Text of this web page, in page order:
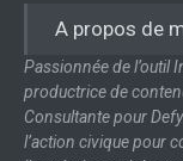
A propos de
Passionnée de l’outil
productrice de
Consultante pour
l’action civique pour